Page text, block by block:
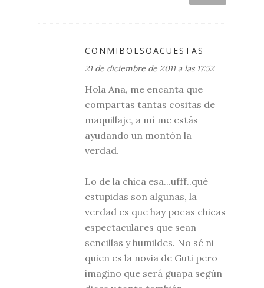
CONMIBOLSOACUESTAS
21 de diciembre de 2011 a las 17:52
Hola Ana, me encanta que
compartas tantas cositas de
maquillaje, a mí me estás
ayudando un montón la
verdad.
Lo de la chica esa...ufff..qué
estupidas son algunas, la
verdad es que hay pocas chicas
espectaculares que sean
sencillas y humildes. No sé ni
quien es la novia de Guti pero
imagino que será guapa según